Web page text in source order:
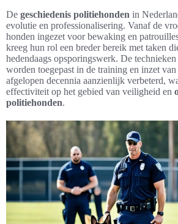
De geschiedenis politiehonden in
evolutie en professionalisering. Vanaf de
honden ingezet voor bewaking en
kreeg hun rol een breder bereik met taken
hedendaags opsporingswerk. De
worden toegepast in de training en inzet
afgelopen decennia aanzienlijk verbeterd,
effectiviteit op het gebied van veiligheid en
politiehonden.